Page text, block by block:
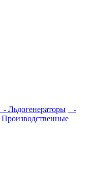
- Льдогенераторы
-
Производственные